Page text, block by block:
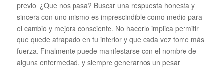
previo. ¿Que nos pasa? Buscar una respuesta honesta y
sincera con uno mismo es imprescindible como medio para
el cambio y mejora consciente. No hacerlo implica permitir
que quede atrapado en tu interior y que cada vez tome más
fuerza. Finalmente puede manifestarse con el nombre de
alguna enfermedad, y siempre generarnos un pesar